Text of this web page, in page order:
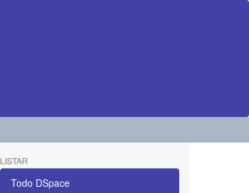
LISTAR
Todo DSpace